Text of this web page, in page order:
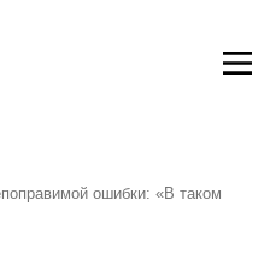
ошибки: «В таком